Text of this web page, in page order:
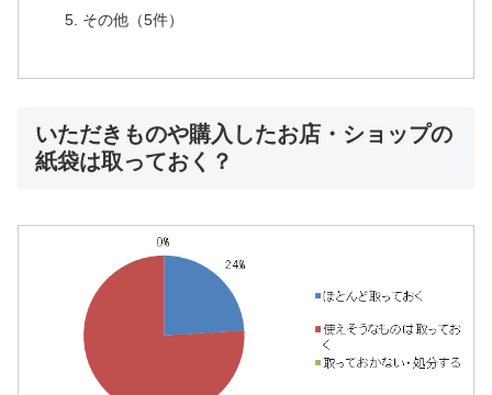
その他（5件）
いただきものや購入したお店・ショップの
紙袋は取っておく？